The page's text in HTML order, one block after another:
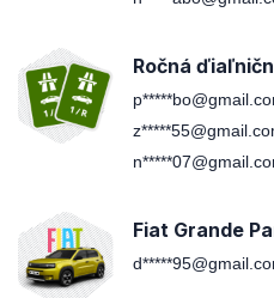
Ročná
Fiat Grande